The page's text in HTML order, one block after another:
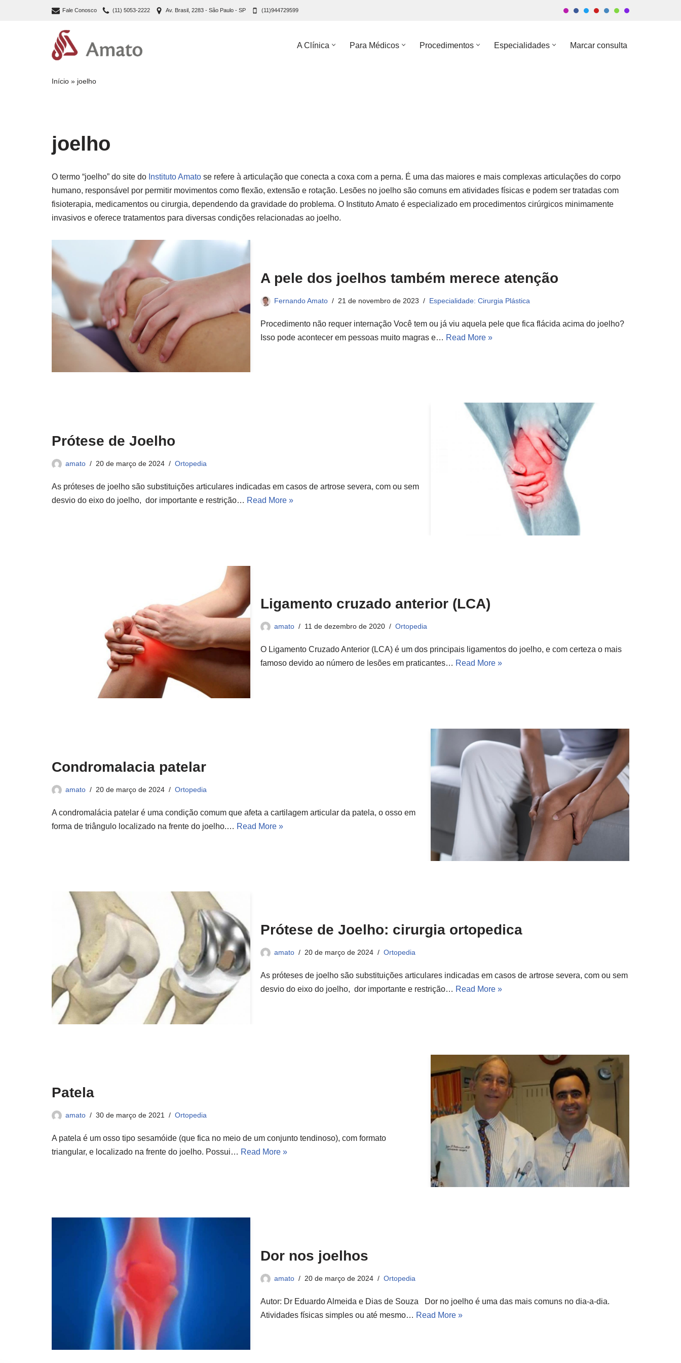
Fale Conosco (11) 5053-2222 Av. Brasil, 2283 - São Paulo - SP (11)944729599
A Clínica Para Médicos Procedimentos Especialidades Marcar consulta
Início » joelho
joelho
O termo “joelho” do site do Instituto Amato se refere à articulação que conecta a coxa com a perna. É uma das maiores e mais complexas articulações do corpo
humano, responsável por permitir movimentos como flexão, extensão e rotação. Lesões no joelho são comuns em atividades físicas e podem ser tratadas com
fisioterapia, medicamentos ou cirurgia, dependendo da gravidade do problema. O Instituto Amato é especializado em procedimentos cirúrgicos minimamente
invasivos e oferece tratamentos para diversas condições relacionadas ao joelho.
A pele dos joelhos também merece atenção
Fernando Amato 21 de novembro de 2023 Especialidade: Cirurgia Plástica
Procedimento não requer internação Você tem ou já viu aquela pele que fica flácida acima do joelho?
Isso pode acontecer em pessoas muito magras e… Read More »
Prótese de Joelho
amato 20 de março de 2024 Ortopedia
As próteses de joelho são substituições articulares indicadas em casos de artrose severa, com ou sem
desvio do eixo do joelho, dor importante e restrição… Read More »
Ligamento cruzado anterior (LCA)
amato 11 de dezembro de 2020 Ortopedia
O Ligamento Cruzado Anterior (LCA) é um dos principais ligamentos do joelho, e com certeza o mais
famoso devido ao número de lesões em praticantes… Read More »
Condromalacia patelar
amato 20 de março de 2024 Ortopedia
A condromalácia patelar é uma condição comum que afeta a cartilagem articular da patela, o osso em
forma de triângulo localizado na frente do joelho.… Read More »
Prótese de Joelho: cirurgia ortopedica
amato 20 de março de 2024 Ortopedia
As próteses de joelho são substituições articulares indicadas em casos de artrose severa, com ou sem
desvio do eixo do joelho, dor importante e restrição… Read More »
Patela
amato 30 de março de 2021 Ortopedia
A patela é um osso tipo sesamóide (que fica no meio de um conjunto tendinoso), com formato
triangular, e localizado na frente do joelho. Possui… Read More »
Dor nos joelhos
amato 20 de março de 2024 Ortopedia
Autor: Dr Eduardo Almeida e Dias de Souza Dor no joelho é uma das mais comuns no dia-a-dia.
Atividades físicas simples ou até mesmo… Read More »